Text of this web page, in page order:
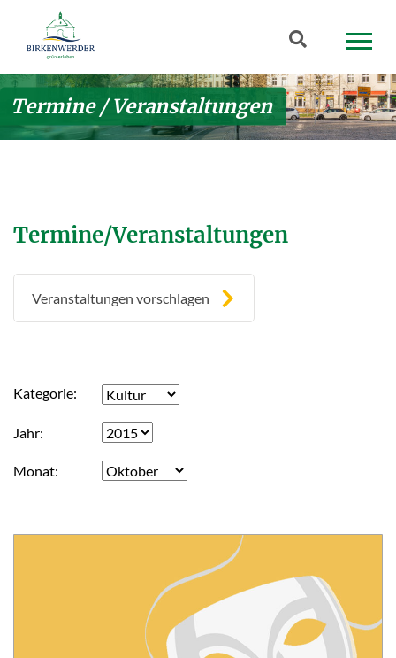
Zum Hauptinhalt springen
Suchbegriff
Termine / Veranstaltungen
Termine/Veranstaltungen
Veranstaltungen vorschlagen
Kategorie
Jahr
Monat